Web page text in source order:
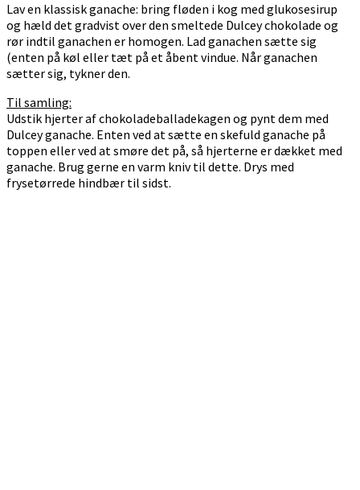
Lav en klassisk ganache: bring fløden i kog med glukosesirup
og hæld det gradvist over den smeltede Dulcey chokolade og
rør indtil ganachen er homogen. Lad ganachen sætte sig
(enten på køl eller tæt på et åbent vindue. Når ganachen
sætter sig, tykner den.
Til samling:
Udstik hjerter af chokoladeballadekagen og pynt dem med
Dulcey ganache. Enten ved at sætte en skefuld ganache på
toppen eller ved at smøre det på, så hjerterne er dækket med
ganache. Brug gerne en varm kniv til dette. Drys med
frysetørrede hindbær til sidst.